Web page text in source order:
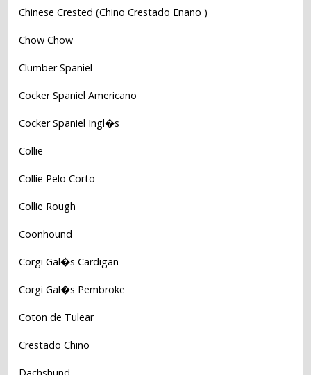
Chinese Crested (Chino Crestado Enano )
Chow Chow
Clumber Spaniel
Cocker Spaniel Americano
Cocker Spaniel Ingl�s
Collie
Collie Pelo Corto
Collie Rough
Coonhound
Corgi Gal�s Cardigan
Corgi Gal�s Pembroke
Coton de Tulear
Crestado Chino